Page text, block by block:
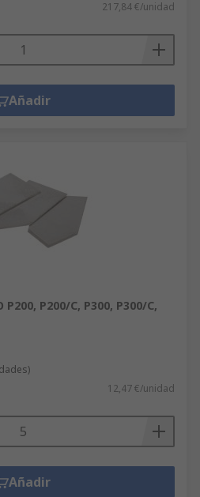
217,84 €/unidad
Añadir
P200/C, P300, P300/C,
12,47 €/unidad
Añadir